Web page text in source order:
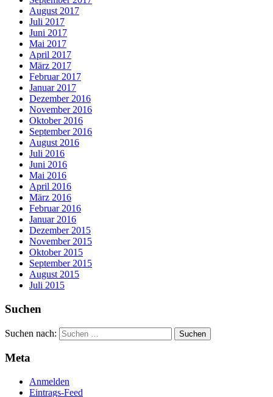
August 2017
Juli 2017
Juni 2017
Mai 2017
April 2017
März 2017
Februar 2017
Januar 2017
Dezember 2016
November 2016
Oktober 2016
September 2016
August 2016
Juli 2016
Juni 2016
Mai 2016
April 2016
März 2016
Februar 2016
Januar 2016
Dezember 2015
November 2015
Oktober 2015
September 2015
August 2015
Juli 2015
Suchen
Suchen nach:
Meta
Anmelden
Eintrags-Feed